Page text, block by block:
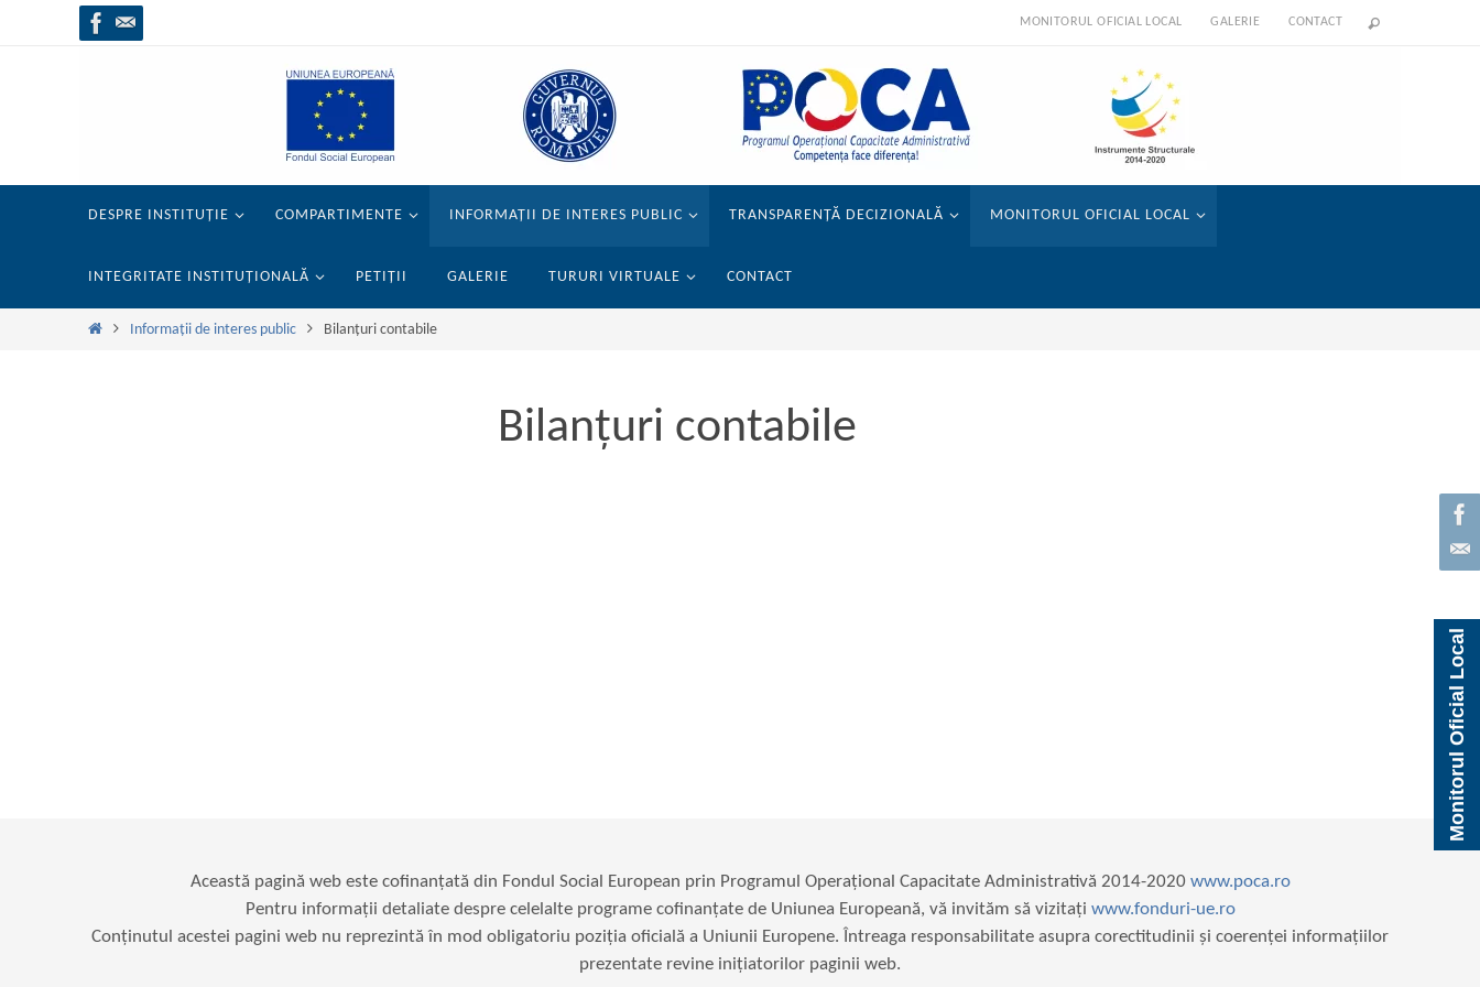
MONITORUL OFICIAL LOCAL GALERIE CONTACT
DESPRE INSTITUȚIE COMPARTIMENTE INFORMAȚII DE INTERES PUBLIC TRANSPARENȚĂ DECIZIONALĂ MONITORUL OFICIAL LOCAL
INTEGRITATE INSTITUȚIONALĂ PETIȚII GALERIE TURURI VIRTUALE CONTACT
PrimaInformații de interes public Bilanțuri contabile
Bilanțuri contabile
Această pagină web este cofinanțată din Fondul Social European prin Programul Operațional Capacitate Administrativă 2014-2020 www.poca.ro
Pentru informații detaliate despre celelalte programe cofinanțate de Uniunea Europeană, vă invităm să vizitați www.fonduri-ue.ro
Conținutul acestei pagini web nu reprezintă în mod obligatoriu poziția oficială a Uniunii Europene. Întreaga responsabilitate asupra corectitudinii și coerenței informațiilor
prezentate revine inițiatorilor paginii web.
Monitorul Oficial Local